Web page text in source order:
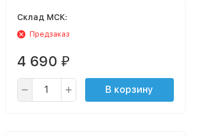
Cклад МСК:
Предзаказ
4 690 ₽
В корзину